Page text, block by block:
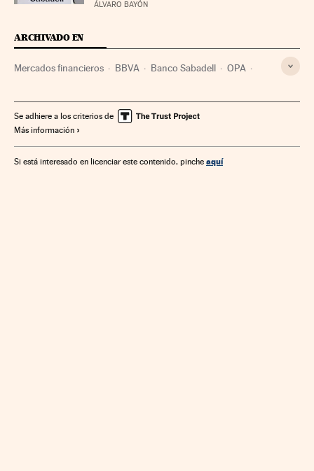
ÁLVARO BAYÓN
ARCHIVADO EN
Mercados financieros BBVA Banco Sabadell OPA
Operaciones corporativas Fusiones bancarias
Se adhiere a los criterios de
Más información
Si está interesado en licenciar este contenido, pinche aquí